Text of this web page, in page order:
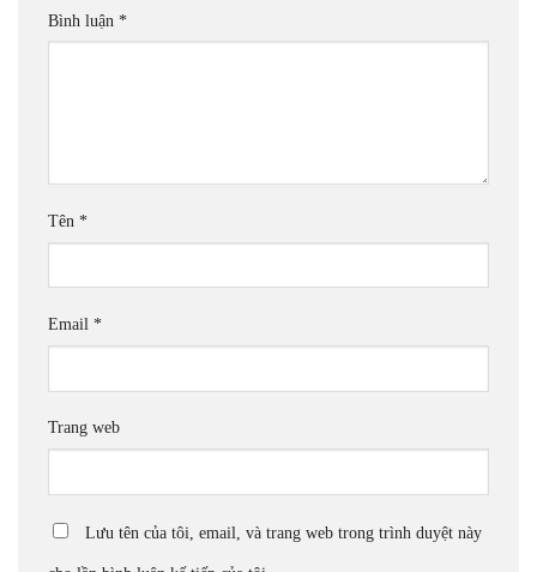
Bình luận *
Tên *
Email *
Trang web
Lưu tên của tôi, email, và trang web trong trình duyệt này